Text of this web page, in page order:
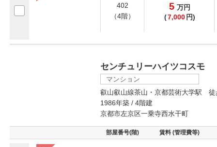
402
（4階）
5 万円
(7,000 円)
センチュリーハイツコスモ
マンション
叡山叡山線茶山・京都芸術大学駅 徒
1986年築 / 4階建
京都市左京区一乗寺西水干町
部屋番号(階) 賃料 (管理費等)